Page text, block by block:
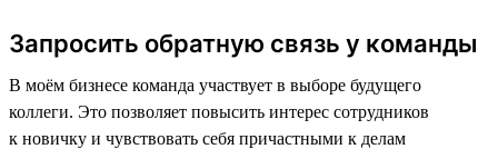
Запросить обратную связь у команды
В моём бизнесе команда участвует в выборе будущего
коллеги. Это позволяет повысить интерес сотрудников
к новичку и чувствовать себя причастными к делам